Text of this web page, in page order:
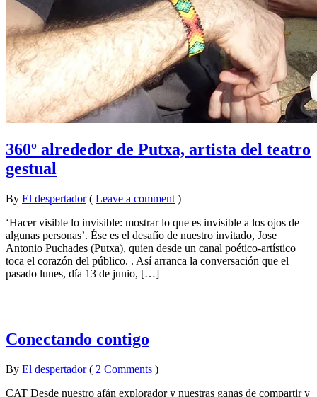
360º alrededor de Putxa, artista del teatro
gestual
By El despertador on
15
2016
•
( Leave a comment )
‘Hacer visible lo invisible: mostrar lo que es invisible a los ojos de
algunas personas’. Ése es el desafío de nuestro invitado, Jose
Antonio Puchades (Putxa), quien desde un canal poético-artístico
toca el corazón del público. . Así arranca la conversación que el
pasado lunes, día 13 de junio, […]
Conectando contigo
By El despertador on
19
2016
•
( 2 Comments )
CAT Desde nuestro afán explorador y nuestras ganas de compartir y